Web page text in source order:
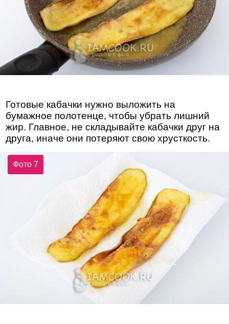
Готовые кабачки нужно выложить на
бумажное полотенце, чтобы убрать лишний
жир. Главное, не складывайте кабачки друг на
друга, иначе они потеряют свою хрусткость.
Фото 7